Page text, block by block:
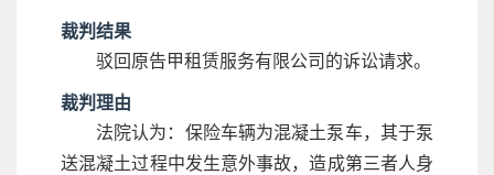
裁判结果
驳回原告甲租赁服务有限公司的诉讼请求。
裁判理由
法院认为：保险车辆为混凝土泵车，其于泵
送混凝土过程中发生意外事故，造成第三者人身